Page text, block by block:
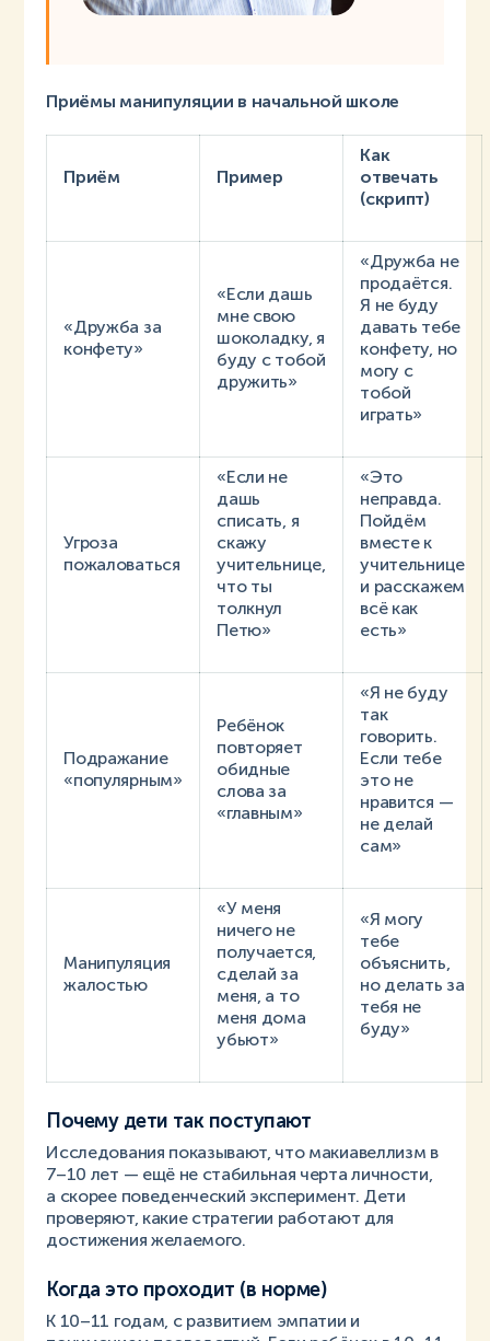
Приёмы манипуляции в начальной школе
Приём Пример
Как
отвечать
(скрипт)
«Дружба за
конфету»
«Если дашь
мне свою
шоколадку, я
буду с тобой
дружить»
«Дружба не
продаётся.
Я не буду
давать тебе
конфету, но
могу с
тобой
играть»
Угроза
пожаловаться
«Если не
дашь
списать, я
скажу
учительнице,
что ты
толкнул
Петю»
«Это
неправда.
Пойдём
вместе к
учительнице
и расскажем
всё как
есть»
Подражание
«популярным»
Ребёнок
повторяет
обидные
слова за
«главным»
«Я не буду
так
говорить.
Если тебе
это не
нравится —
не делай
сам»
Манипуляция
жалостью
«У меня
ничего не
получается,
сделай за
меня, а то
меня дома
убьют»
«Я могу
тебе
объяснить,
но делать за
тебя не
буду»
Почему дети так поступают
Исследования показывают, что макиавеллизм в
7–10 лет — ещё не стабильная черта личности,
а скорее поведенческий эксперимент. Дети
проверяют, какие стратегии работают для
достижения желаемого.
Когда это проходит (в норме)
К 10–11 годам, с развитием эмпатии и